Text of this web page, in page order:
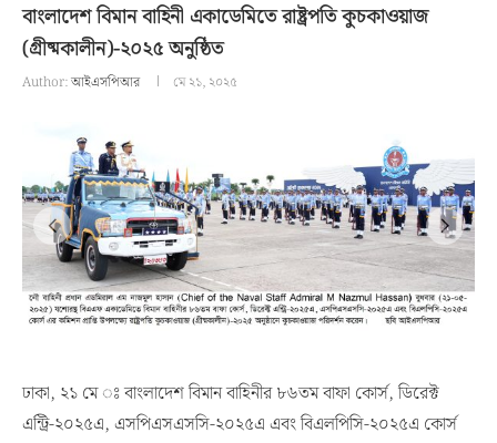
বাংলাদেশ বিমান বাহিনী একাডেমিতে রাষ্ট্রপতি কুচকাওয়াজ
(গ্রীষ্মকালীন)-২০২৫ অনুষ্ঠিত
Author:আইএসপিআর মে ২১, ২০২৫
ঢাকা, ২১ মে ঃ বাংলাদেশ বিমান বাহিনীর ৮৬তম বাফা কোর্স, ডিরেক্ট
এন্ট্রি-২০২৫এ, এসপিএসএসসি-২০২৫এ এবং বিএলপিসি-২০২৫এ কোর্স